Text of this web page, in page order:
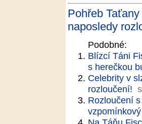
Pohřeb
naposledy
Podobné:
Blízcí Táni
s herečkou
Celebrity v
rozloučení!
Rozloučení